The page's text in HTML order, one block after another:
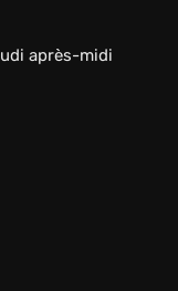
après-midi